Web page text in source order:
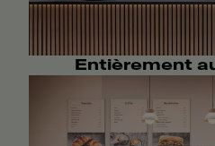
Entièrement